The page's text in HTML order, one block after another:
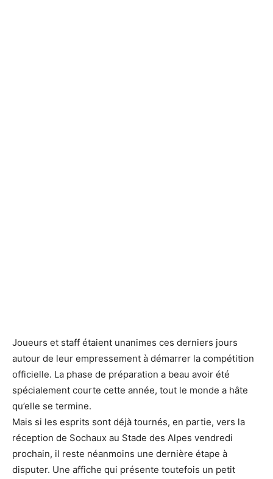
Joueurs et staff étaient unanimes ces derniers jours
autour de leur empressement à démarrer la compétition
officielle. La phase de préparation a beau avoir été
spécialement courte cette année, tout le monde a hâte
qu’elle se termine.
Mais si les esprits sont déjà tournés, en partie, vers la
réception de Sochaux au Stade des Alpes vendredi
prochain, il reste néanmoins une dernière étape à
disputer. Une affiche qui présente toutefois un petit